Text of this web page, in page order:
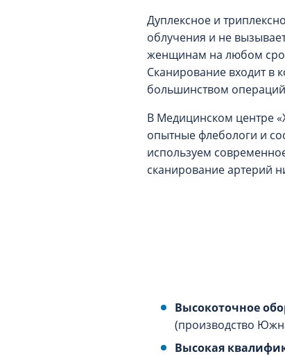
Дуплексное и
облучения и не
женщинам на любом
Сканирование входит в
большинством
В Медицинском центре
опытные флебологи и
используем
сканирование артерий
Высокоточное
(производство
Высокая